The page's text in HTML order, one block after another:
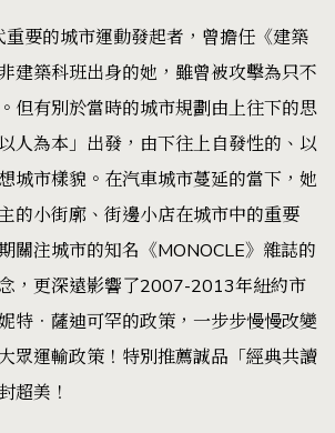
要的城市運動發起者，曾擔任《建築
建築科班出身的她，雖曾被攻擊為只不
但有別於當時的城市規劃由上往下的思
人為本」出發，由下往上自發性的、以
城市樣貌。在汽車城市蔓延的當下，她
的小街廓、街邊小店在城市中的重要
關注城市的知名《MONOCLE》雜誌的
，更深遠影響了2007-2013年紐約市
特．薩迪可罕的政策，一步步慢慢改變
眾運輸政策！特別推薦誠品「經典共讀
超美！